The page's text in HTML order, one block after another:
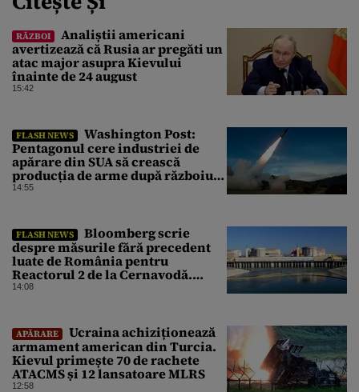
RĂZBOI
Analiștii americani
avertizează că Rusia ar pregăti un
atac major asupra Kievului
înainte de 24 august
15:42
FLASH NEWS
Washington Post:
Pentagonul cere industriei de
apărare din SUA să crească
producția de arme după războiul
cu Iranul
14:55
FLASH NEWS
Bloomberg scrie
despre măsurile fără precedent
luate de România pentru
Reactorul 2 de la Cernavodă.
Operațiunea a mai câștigat nouă
14:08
APĂRARE
Ucraina achiziționează
armament american din Turcia.
Kievul primește 70 de rachete
ATACMS și 12 lansatoare MLRS
12:58